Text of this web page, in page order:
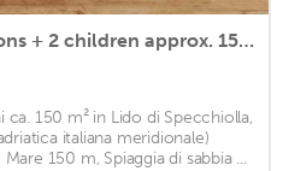
Holiday house for 8 persons + 2 children approx. 150 m2
150 m² in Lido di Specchiolla,
italiana meridionale)
150 m, Spiaggia di sabbia ...